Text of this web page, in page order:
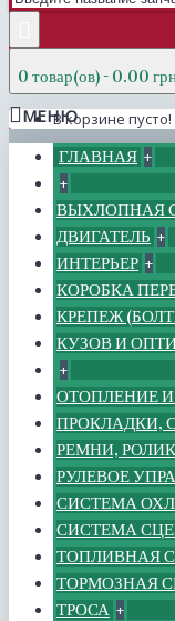
0 товар(ов) - 0.00
В корзине пусто!
МЕНЮ
ГЛАВНАЯ +
+
ВЫХЛОПНАЯ
ДВИГАТЕЛЬ +
ИНТЕРЬЕР +
КОРОБКА
КРЕПЕЖ
КУЗОВ И
+
ОТОПЛЕНИЕ
ПРОКЛАДКИ,
РЕМНИ,
РУЛЕВОЕ
СИСТЕМА
СИСТЕМА
ТОПЛИВНАЯ
ТОРМОЗНАЯ
ТРОСА +